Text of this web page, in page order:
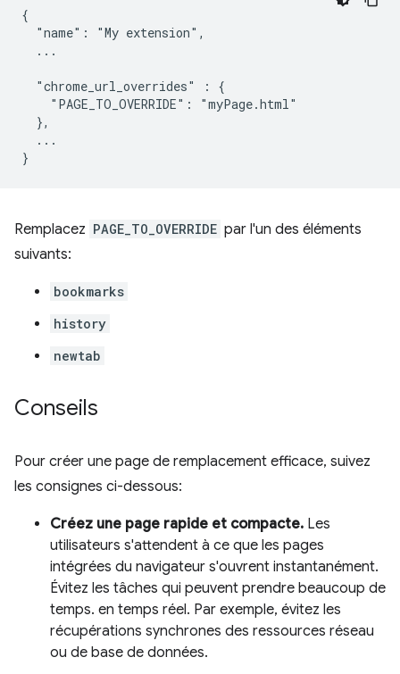
{
  "name": "My extension",
  ...
  "chrome_url_overrides" : {
    "PAGE_TO_OVERRIDE": "myPage.html"
  },
  ...
Remplacez PAGE_TO_OVERRIDE par l'un des éléments
suivants:
bookmarks
history
newtab
Conseils
Pour créer une page de remplacement efficace, suivez
les consignes ci-dessous:
Créez une page rapide et compacte. Les
utilisateurs s'attendent à ce que les pages
intégrées du navigateur s'ouvrent instantanément.
Évitez les tâches qui peuvent prendre beaucoup de
temps. en temps réel. Par exemple, évitez les
récupérations synchrones des ressources réseau
ou de base de données.